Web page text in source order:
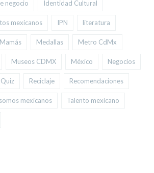
negocio Identidad Cultural
mexicanos IPN literatura
Mamás Medallas Metro CdMx
Museos CDMX México Negocios
Quiz Reciclaje Recomendaciones
somos mexicanos Talento mexicano